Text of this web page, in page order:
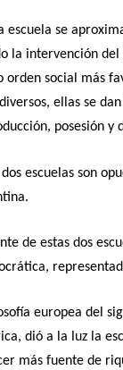
escuela se
la intervención del
orden social más
ellas se
posesión y
dos escuelas son
de estas dos
europea del
dió a la luz la
más fuente de